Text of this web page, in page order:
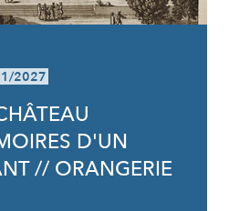
2027
D'UN
// ORANGERIE